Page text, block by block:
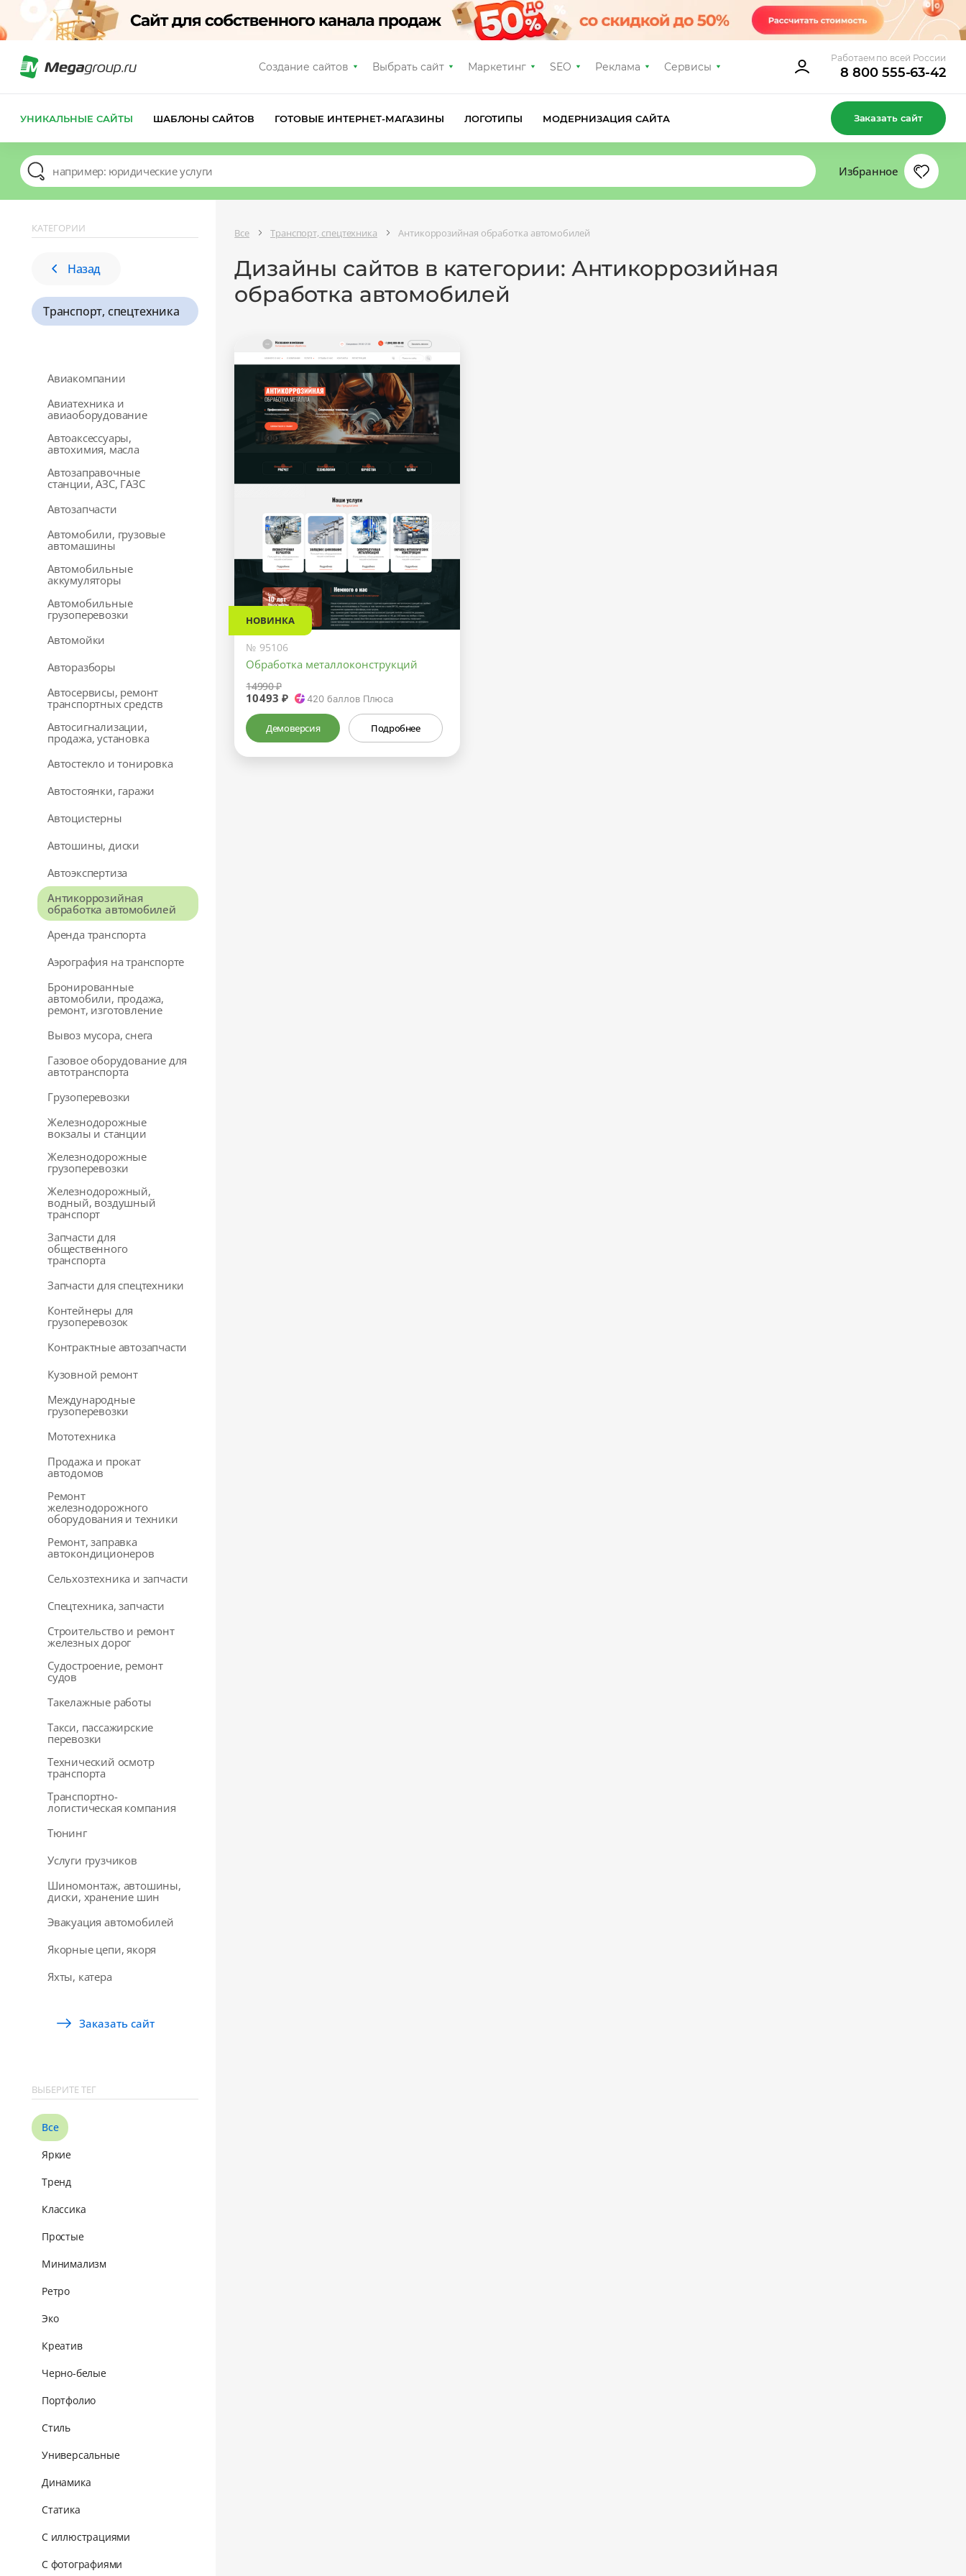
Создание сайтов Выбрать сайт Маркетинг SEO Реклама Сервисы
Работаем по всей России
8 800 555-63-42
УНИКАЛЬНЫЕ САЙТЫ ШАБЛОНЫ САЙТОВ ГОТОВЫЕ ИНТЕРНЕТ-МАГАЗИНЫ ЛОГОТИПЫ МОДЕРНИЗАЦИЯ САЙТА Заказать сайт
Избранное
КАТЕГОРИИ
Назад
Транспорт, спецтехника
Авиакомпании
Авиатехника и
авиаоборудование
Автоаксессуары,
автохимия, масла
Автозаправочные
станции, АЗС, ГАЗС
Автозапчасти
Автомобили, грузовые
автомашины
Автомобильные
аккумуляторы
Автомобильные
грузоперевозки
Автомойки
Авторазборы
Автосервисы, ремонт
транспортных средств
Автосигнализации,
продажа, установка
Автостекло и тонировка
Автостоянки, гаражи
Автоцистерны
Автошины, диски
Автоэкспертиза
Антикоррозийная
обработка автомобилей
Аренда транспорта
Аэрография на транспорте
Бронированные
автомобили, продажа,
ремонт, изготовление
Вывоз мусора, снега
Газовое оборудование для
автотранспорта
Грузоперевозки
Железнодорожные
вокзалы и станции
Железнодорожные
грузоперевозки
Железнодорожный,
водный, воздушный
транспорт
Запчасти для
общественного
транспорта
Запчасти для спецтехники
Контейнеры для
грузоперевозок
Контрактные автозапчасти
Кузовной ремонт
Международные
грузоперевозки
Мототехника
Продажа и прокат
автодомов
Ремонт
железнодорожного
оборудования и техники
Ремонт, заправка
автокондиционеров
Сельхозтехника и запчасти
Спецтехника, запчасти
Строительство и ремонт
железных дорог
Судостроение, ремонт
судов
Такелажные работы
Такси, пассажирские
перевозки
Технический осмотр
транспорта
Транспортно-
логистическая компания
Тюнинг
Услуги грузчиков
Шиномонтаж, автошины,
диски, хранение шин
Эвакуация автомобилей
Якорные цепи, якоря
Яхты, катера
Заказать сайт
ВЫБЕРИТЕ ТЕГ
Все
Яркие
Тренд
Классика
Простые
Минимализм
Ретро
Эко
Креатив
Черно-белые
Портфолио
Стиль
Универсальные
Динамика
Статика
С иллюстрациями
С фотографиями
Все Транспорт, спецтехника Антикоррозийная обработка автомобилей
Дизайны сайтов в категории: Антикоррозийная
обработка автомобилей
НОВИНКА
№ 95106
Обработка металлоконструкций
14990 ₽
10493 ₽ 420баллов Плюса
Демоверсия Подробнее